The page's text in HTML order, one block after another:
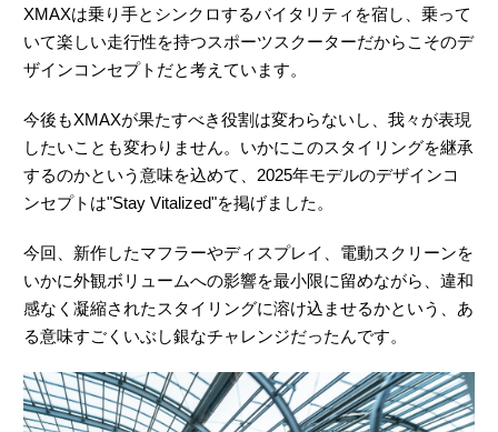
XMAXは乗り手とシンクロするバイタリティを宿し、乗って
いて楽しい走行性を持つスポーツスクーターだからこそのデ
ザインコンセプトだと考えています。
今後もXMAXが果たすべき役割は変わらないし、我々が表現
したいことも変わりません。いかにこのスタイリングを継承
するのかという意味を込めて、2025年モデルのデザインコ
ンセプトは"Stay Vitalized"を掲げました。
今回、新作したマフラーやディスプレイ、電動スクリーンを
いかに外観ボリュームへの影響を最小限に留めながら、違和
感なく凝縮されたスタイリングに溶け込ませるかという、あ
る意味すごくいぶし銀なチャレンジだったんです。